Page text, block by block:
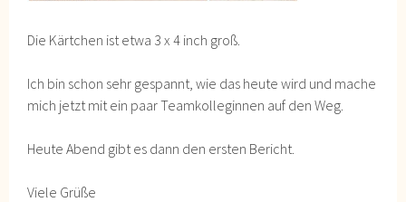
Die Kärtchen ist etwa 3 x 4 inch groß.
Ich bin schon sehr gespannt, wie das heute wird und mache
mich jetzt mit ein paar Teamkolleginnen auf den Weg.
Heute Abend gibt es dann den ersten Bericht.
Viele Grüße